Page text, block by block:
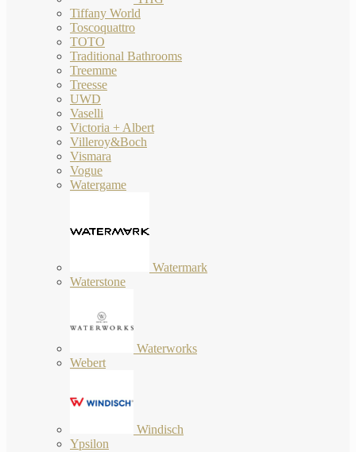
Tiffany World
Toscoquattro
TOTO
Traditional Bathrooms
Treemme
Treesse
UWD
Vaselli
Victoria + Albert
Villeroy&Boch
Vismara
Vogue
Watergame
Watermark
Waterstone
Waterworks
Webert
Windisch
Ypsilon